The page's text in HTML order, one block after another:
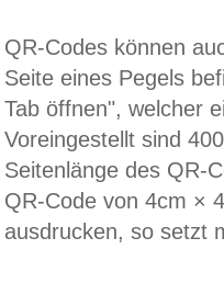
QR-Codes können
Seite eines Pegels
Tab öffnen", welcher
Voreingestellt sind
Seitenlänge des QR-
QR-Code von 4cm ×
ausdrucken, so setzt